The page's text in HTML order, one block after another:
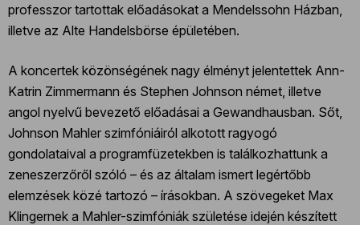
professzor tartottak előadásokat a Mendelssohn Házban,
illetve az Alte Handelsbörse épületében.
A koncertek közönségének nagy élményt jelentettek Ann-
Katrin Zimmermann és Stephen Johnson német, illetve
angol nyelvű bevezető előadásai a Gewandhausban. Sőt,
Johnson Mahler szimfóniáiról alkotott ragyogó
gondolataival a programfüzetekben is találkozhattunk a
zeneszerzőről szóló – és az általam ismert legértőbb
elemzések közé tartozó – írásokban. A szövegeket Max
Klingernek a Mahler-szimfóniák születése idején készített